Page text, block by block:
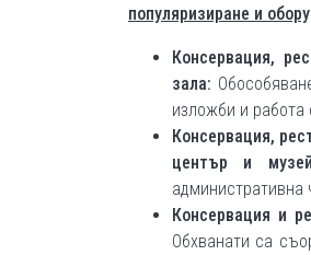
популяризиране и
Консервация,
зала:
изложби и работа
Консервация,
център и
административна
Консервация и
Обхванати са